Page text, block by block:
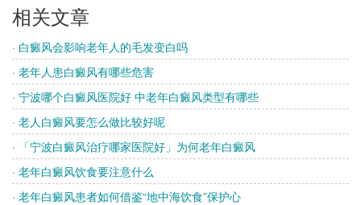
相关文章
· 白癜风会影响老年人的毛发变白吗
· 老年人患白癜风有哪些危害
· 宁波哪个白癜风医院好 中老年白癜风类型有哪些
· 老人白癜风要怎么做比较好呢
· 「宁波白癜风治疗哪家医院好」为何老年白癜风
· 老年白癜风饮食要注意什么
· 老年白癜风患者如何借鉴“地中海饮食”保护心